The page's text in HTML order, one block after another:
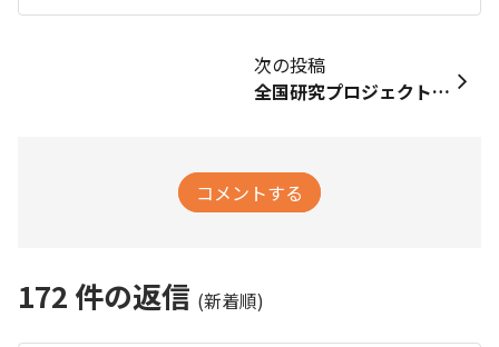
次の投稿
全国研究プロジェクト🗺中間結果のご報告🔍
コメントする
172 件の返信 (新着順)